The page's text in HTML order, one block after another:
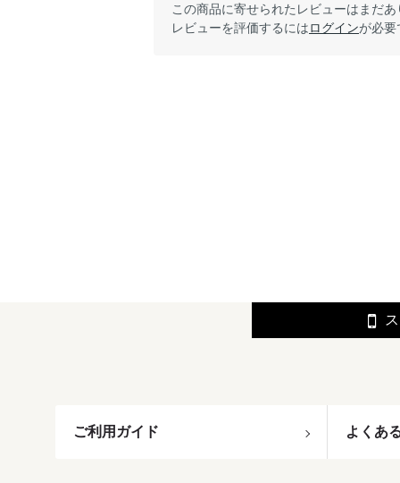
この商品に寄せられたレビューはまだあ
レビューを評価するには ログインが必要
ご利用ガイド よくあ